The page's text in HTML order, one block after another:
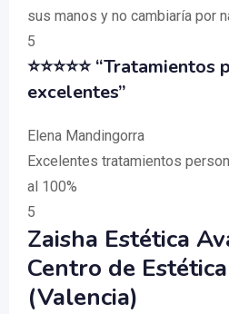
sus manos y no cambiaría por
5
⭐⭐⭐⭐⭐
excelentes”
Elena Mandingorra
Excelentes tratamientos
al 100%
5
Zaisha Estética
Centro de
(Valencia)